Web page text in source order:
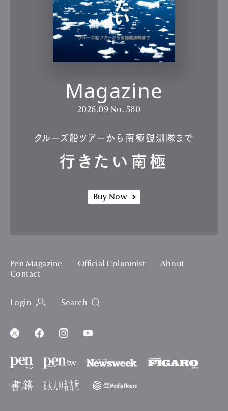
Pen Membership
Magazine
Official Columnist
About
Contact
Pen Meet
Magazine
2026.09 No. 580
クルーズ船ツアーから南極観測隊まで
行きたい南極
Buy Now
Pen Magazine Official Columnist
About
Contact
Login Search